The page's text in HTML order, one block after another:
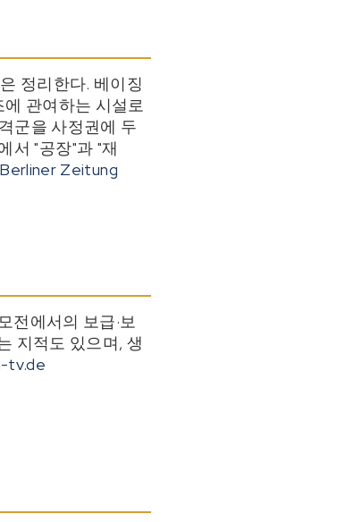
정리한다. 베이징
관여하는 시설로
군을 사정권에 두
서 "공장"과 "재
Berliner Zeitung
전에서의 보급·보
지적도 있으며, 생
tv.de